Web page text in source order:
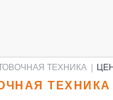
ТЕХНИКА
ТЕХНИКА